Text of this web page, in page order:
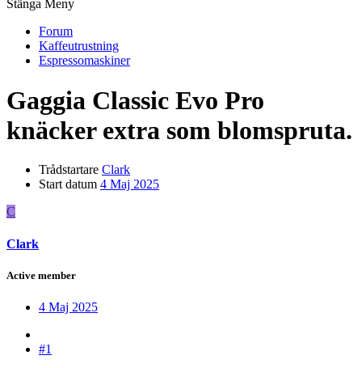
Stänga Meny
Forum
Kaffeutrustning
Espressomaskiner
Gaggia Classic Evo Pro
knäcker extra som blomspruta.
Trådstartare Clark
Start datum 4 Maj 2025
C
Clark
Active member
4 Maj 2025
#1